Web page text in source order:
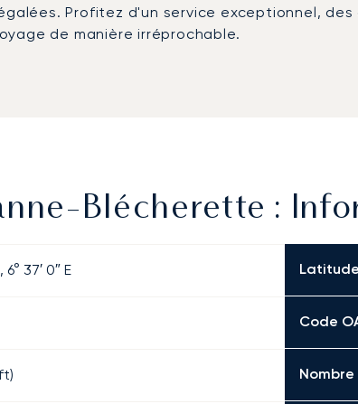
Profitez d'un service exceptionnel,
de manière irréprochable.
Blécherette :
6° 37′ 0″ E
Code